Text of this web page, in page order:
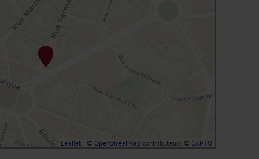
Leaflet | ©OpenStreetMapcontributeurs ©CARTO